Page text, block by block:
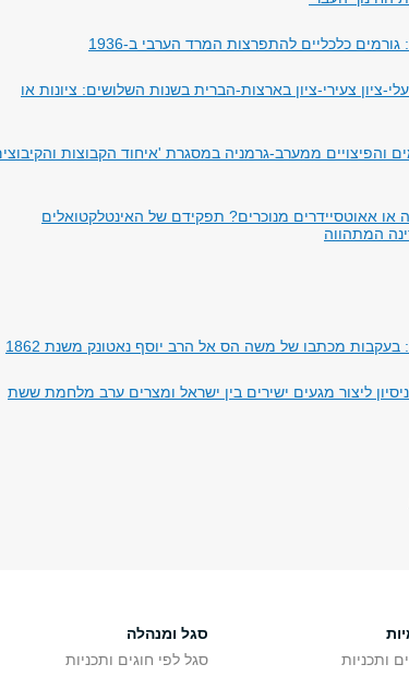
כלכליים להתפרצות המרד הערבי ב-1936
ציון צעירי-ציון בארצות-הברית בשנות השלושים: ציונות או
והפיצויים ממערב-גרמניה במסגרת 'איחוד הקבוצות
או אאוטסיידרים מנוכרים? תפקידם של האינטלקטואלים
המתהווה
בעקבות מכתבו של משה הס אל הרב יוסף נאטונק משנת 1862
ליצור מגעים ישירים בין ישראל ומצרים ערב מלחמת ששת
ותכניות
סגל ומנהלה
סגל לפי חוגים ותכניות